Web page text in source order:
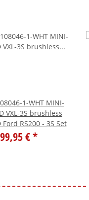
1-WHT MINI-
VXL-3S brushless
Ford RS200 - 3S Set
€*